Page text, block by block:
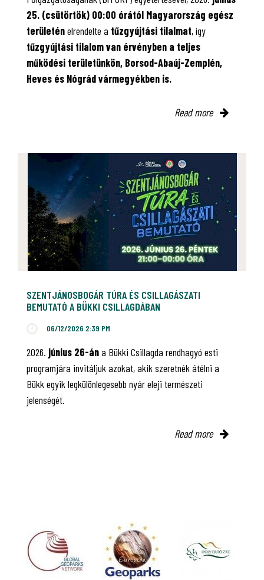
25. (csütörtök) 00:00 órától Magyarország egész
területénelrendelte a tűzgyújtási tilalmat, így
tűzgyújtási tilalom van érvényben a teljes
működési területünkön, Borsod-Abaúj-Zemplén,
Heves és Nógrád vármegyékben is.
Read more
SZENTJÁNOSBOGÁR TÚRA ÉS CSILLAGÁSZATI
BEMUTATÓ A BÜKKI CSILLAGDÁBAN
06/12/2026 2:39 PM
2026. június 26-ána Bükki Csillagda rendhagyó esti
programjára invitáljuk azokat, akik szeretnék átélni a
Bükk egyik legkülönlegesebb nyár eleji természeti
jelenségét.
Read more